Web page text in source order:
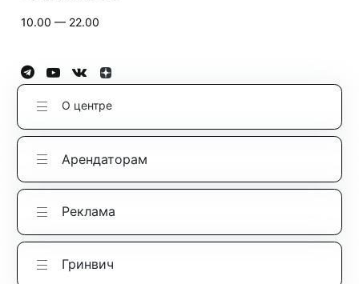
10.00 — 22.00
О центре
Арендаторам
Реклама
Гринвич